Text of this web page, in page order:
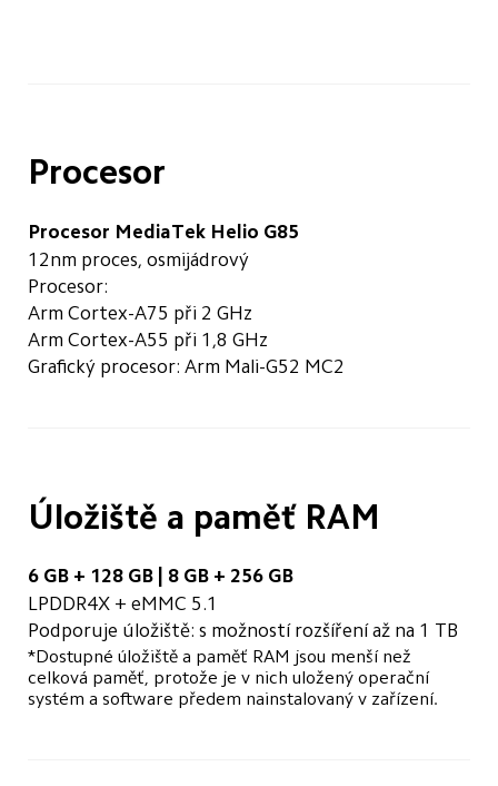
Procesor
Procesor MediaTek Helio G85
12nm proces, osmijádrový
Procesor:
Arm Cortex-A75 při 2 GHz
Arm Cortex-A55 při 1,8 GHz
Grafický procesor: Arm Mali-G52 MC2
Úložiště a paměť RAM
6 GB + 128 GB | 8 GB + 256 GB
LPDDR4X + eMMC 5.1
Podporuje úložiště: s možností rozšíření až na 1 TB
*Dostupné úložiště a paměť RAM jsou menší než
celková paměť, protože je v nich uložený operační
systém a software předem nainstalovaný v zařízení.